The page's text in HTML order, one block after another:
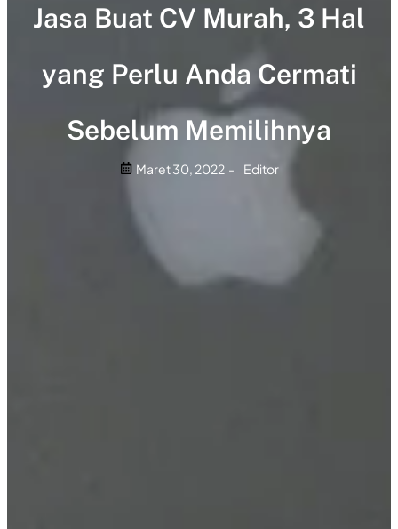
Jasa Buat CV Murah, 3 Hal
yang Perlu Anda Cermati
Sebelum Memilihnya
Maret 30, 2022 - Editor